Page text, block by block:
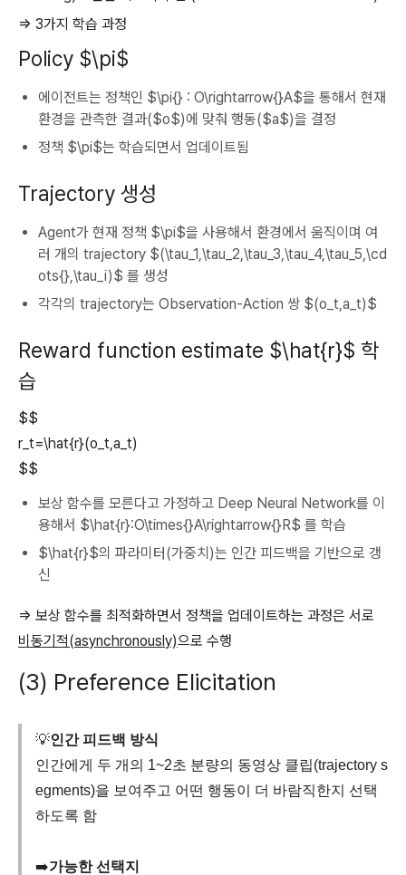
⇒ 3가지 학습 과정
Policy $\pi$
에이전트는 정책인 $\pi{} : O\rightarrow{}A$을 통해서 현재
환경을 관측한 결과($o$)에 맞춰 행동($a$)을 결정
정책 $\pi$는 학습되면서 업데이트됨
Trajectory 생성
Agent가 현재 정책 $\pi$을 사용해서 환경에서 움직이며 여
러 개의 trajectory $(\tau_1,\tau_2,\tau_3,\tau_4,\tau_5,\cd
ots{},\tau_i)$ 를 생성
각각의 trajectory는 Observation-Action 쌍 $(o_t,a_t)$
Reward function estimate $\hat{r}$ 학
습
$$
r_t=\hat{r}(o_t,a_t)
$$
보상 함수를 모른다고 가정하고 Deep Neural Network를 이
용해서 $\hat{r}:O\times{}A\rightarrow{}R$ 를 학습
$\hat{r}$의 파라미터(가중치)는 인간 피드백을 기반으로 갱
신
⇒ 보상 함수를 최적화하면서 정책을 업데이트하는 과정은 서로
비동기적(asynchronously)으로 수행
(3) Preference Elicitation
💡인간 피드백 방식
인간에게 두 개의 1~2초 분량의 동영상 클립(trajectory s
egments)을 보여주고 어떤 행동이 더 바람직한지 선택
하도록 함
➡️가능한 선택지